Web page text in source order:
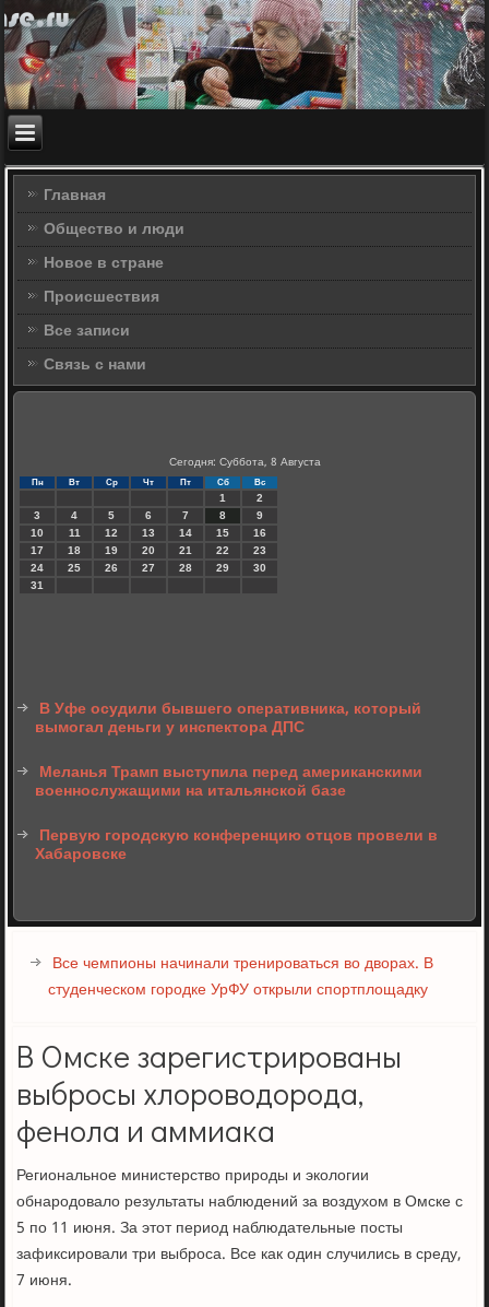
Главная
Общество и люди
Новое в стране
Происшествия
Все записи
Связь с нами
Сегодня: Суббота, 8 Августа
Пн Вт Ср Чт Пт Сб Вс
1
2
3
4 5 6 7 8
9
10
11 12 13 14 15
16
17
18 19 20 21 22
23
24
25 26 27 28 29
30
31
В Уфе осудили бывшего оперативника, который
вымогал деньги у инспектора ДПС
Меланья Трамп выступила перед американскими
военнослужащими на итальянской базе
Первую городскую конференцию отцов провели в
Хабаровске
Все чемпионы начинали тренироваться во дворах. В
студенческом городке УрФУ открыли спортплощадку
В Омске зарегистрированы
выбросы хлороводорода,
фенола и аммиака
Региональное министерство природы и экологии
обнародовало результаты наблюдений за воздухом в Омске с
5 по 11 июня. За этот период наблюдательные посты
зафиксировали три выброса. Все как один случились в среду,
7 июня.